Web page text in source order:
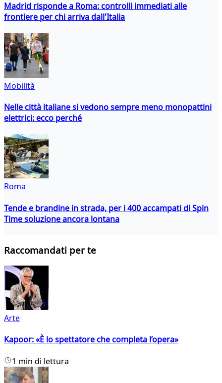
Madrid risponde a Roma: controlli immediati alle
frontiere per chi arriva dall'Italia
Mobilità
Nelle città italiane si vedono sempre meno monopattini
elettrici: ecco perché
Roma
Tende e brandine in strada, per i 400 accampati di Spin
Time soluzione ancora lontana
Raccomandati per te
Arte
Kapoor: «È lo spettatore che completa l’opera»
1 min di lettura